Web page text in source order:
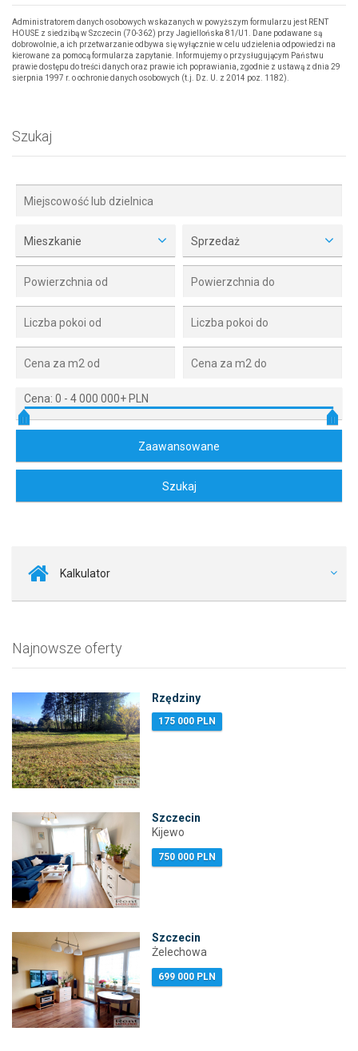
Administratorem danych osobowych wskazanych w powyższym formularzu jest RENT
HOUSE z siedzibą w Szczecin (70-362) przy Jagiellońska 81/U1. Dane podawane są
dobrowolnie, a ich przetwarzanie odbywa się wyłącznie w celu udzielenia odpowiedzi na
kierowane za pomocą formularza zapytanie. Informujemy o przysługującym Państwu
prawie dostępu do treści danych oraz prawie ich poprawiania, zgodnie z ustawą z dnia 29
sierpnia 1997 r. o ochronie danych osobowych (t.j. Dz. U. z 2014 poz. 1182).
Szukaj
Mieszkanie Sprzedaż
Cena: 0 - 4 000 000+ PLN
Kalkulator
Najnowsze oferty
Rzędziny
175 000 PLN
Szczecin
Kijewo
750 000 PLN
Szczecin
Żelechowa
699 000 PLN